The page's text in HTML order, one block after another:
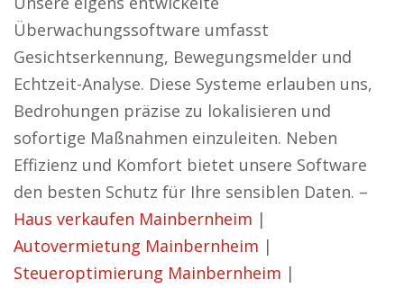
Überwachungssoftware umfasst
Gesichtserkennung, Bewegungsmelder und
Echtzeit-Analyse. Diese Systeme erlauben uns,
Bedrohungen präzise zu lokalisieren und
sofortige Maßnahmen einzuleiten. Neben
Effizienz und Komfort bietet unsere Software
den besten Schutz für Ihre sensiblen Daten. –
Haus verkaufen Mainbernheim |
Autovermietung Mainbernheim |
Steueroptimierung Mainbernheim |